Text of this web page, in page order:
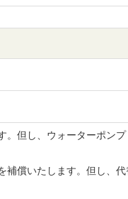
但し、ウォーターポン
償いたします。但し、